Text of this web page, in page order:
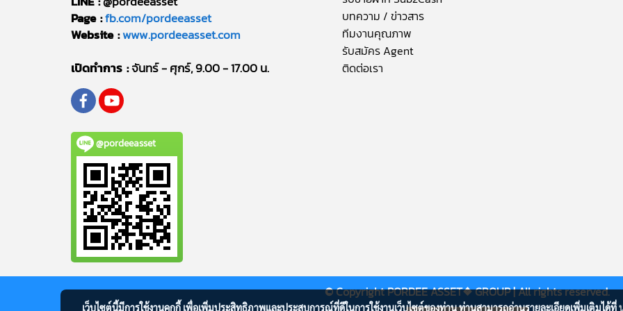
Page :fb.com/pordeeasset
Website :www.pordeeasset.com
เปิดทำการ :จันทร์ - ศุกร์, 9.00 - 17.00 น.
@pordeeasset
บทความ / ข่าวสาร
ทีมงานคุณภาพ
รับสมัคร Agent
ติดต่อเรา
© CopyrightPORDEE ASSET❖GROUP | All rights reserved.
เว็บไซต์นี้มีการใช้งานคุกกี้ เพื่อเพิ่มประสิทธิภาพและประสบการณ์ที่ดีในการใช้งานเว็บไซต์ของท่าน ท่านสามารถอ่านรายละเอียดเพิ่มเติมได้ที่